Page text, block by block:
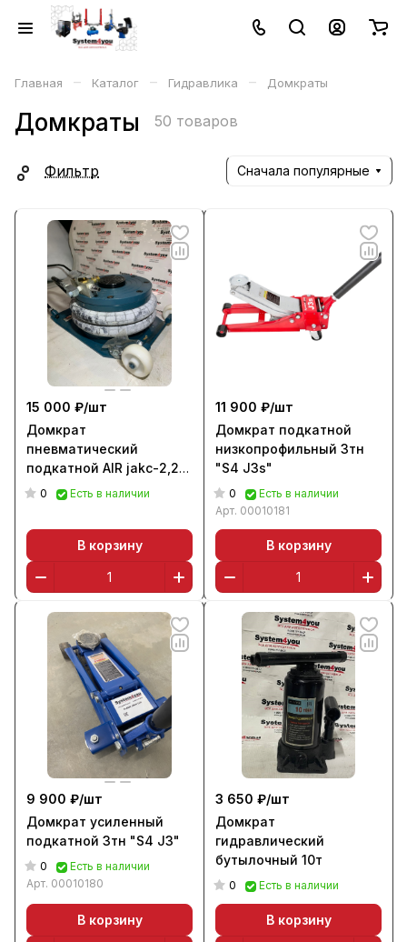
Главная – Каталог – Гидравлика – Домкраты
Домкраты 50 товаров
Фильтр Сначала популярные
15 000 ₽/шт
Домкрат
пневматический
подкатной AIR jakc-2,2
TRA1713 AIR JACK
0 Есть в наличии
В корзину
11 900 ₽/шт
Домкрат подкатной
низкопрофильный 3тн
"S4 J3s"
0
Есть в наличии
Арт. 00010181
В корзину
9 900 ₽/шт
Домкрат усиленный
подкатной 3тн "S4 J3"
0
Есть в наличии
Арт. 00010180
В корзину
3 650 ₽/шт
Домкрат
гидравлический
бутылочный 10т
0 Есть в наличии
В корзину